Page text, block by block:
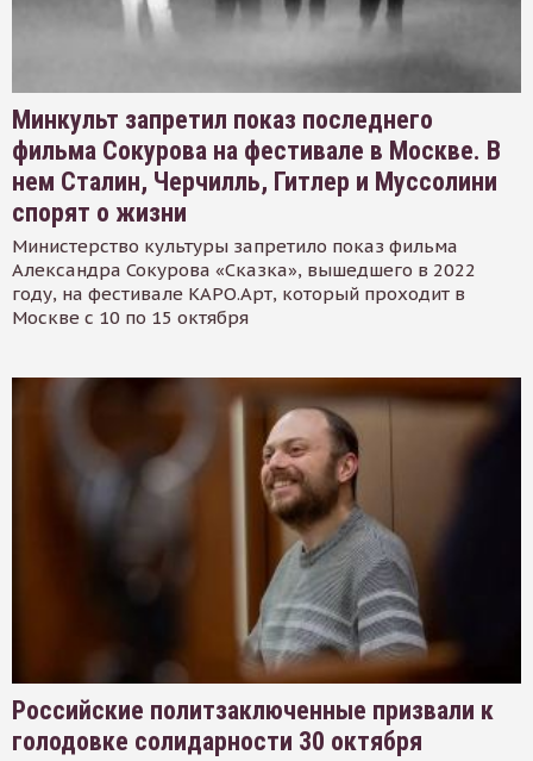
Минкульт запретил показ последнего
фильма Сокурова на фестивале в Москве. В
нем Сталин, Черчилль, Гитлер и Муссолини
спорят о жизни
Министерство культуры запретило показ фильма
Александра Сокурова «Сказка», вышедшего в 2022
году, на фестивале КАРО.Арт, который проходит в
Москве с 10 по 15 октября
Российские политзаключенные призвали к
голодовке солидарности 30 октября